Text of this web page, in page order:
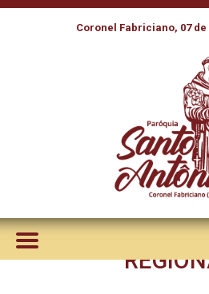
Coronel Fabriciano, 07 de
PASCOM DA
CRIA GRUPOS
PARA